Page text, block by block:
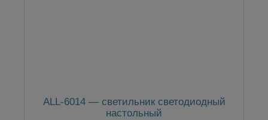
ALL-6014 — светильник светодиодный
настольный